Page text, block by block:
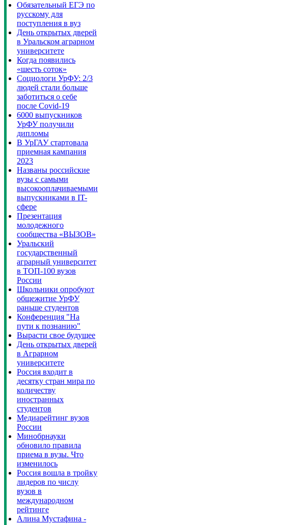
Обязательный ЕГЭ по
русскому для
поступления в вуз
День открытых дверей
в Уральском аграрном
университете
Когда появились
«шесть соток»
Социологи УрФУ: 2/3
людей стали больше
заботиться о себе
после Covid-19
6000 выпускников
УрФУ получили
дипломы
В УрГАУ стартовала
приемная кампания
2023
Названы российские
вузы с самыми
высокооплачиваемыми
выпускниками в IT-
сфере
Презентация
молодежного
сообщества «ВЫЗОВ»
Уральский
государственный
аграрный университет
в ТОП-100 вузов
России
Школьники опробуют
общежитие УрФУ
раньше студентов
Конференция "На
пути к познанию"
Вырасти свое будущее
День открытых дверей
в Аграрном
университете
Россия входит в
десятку стран мира по
количеству
иностранных
студентов
Медиарейтинг вузов
России
Минобрнауки
обновило правила
приема в вузы. Что
изменилось
Россия вошла в тройку
лидеров по числу
вузов в
международном
рейтинге
Алина Мустафина -